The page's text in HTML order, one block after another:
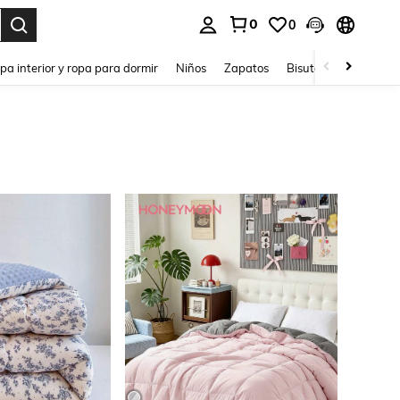
0 0
interior y ropa para dormir Niños Zapatos Bisutería Y